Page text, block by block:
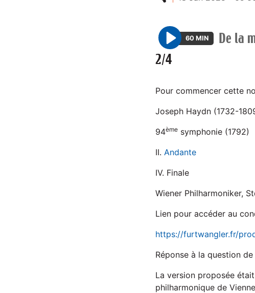
P
l
y
60 MIN De la
2/4
Pour commencer cette
Joseph Haydn (1732-
94ème symphonie (1792)
II. Andante
IV. Finale
Wiener Philharmoniker,
Lien pour accéder au
https://furtwangler.fr/
Réponse à la question
La version proposée
philharmonique de